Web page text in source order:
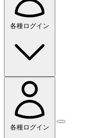
各種ログイン
各種ログイン